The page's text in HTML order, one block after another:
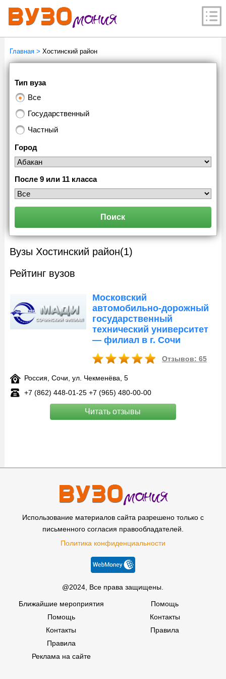
Главная> Хостинский район
Тип вуза
Все
Государственный
Частный
Город
После 9 или 11 класса
Поиск
Вузы Хостинский район(1)
Рейтинг вузов
Московский
автомобильно-дорожный
государственный
технический университет
— филиал в г. Сочи
Отзывов: 65
Россия, Сочи, ул. Чекменёва, 5
+7 (862) 448-01-25 +7 (965) 480-00-00
Читать отзывы
Использование материалов сайта разрешено только с
письменного согласия правообладателей.
Политика конфиденциальности
@2024, Все права защищены.
Ближайшие мероприятия
Помощь
Контакты
Правила
Реклама на сайте
Помощь
Контакты
Правила